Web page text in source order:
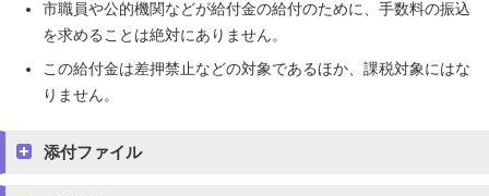
市職員や公的機関などが給付金の給付のために、手数料の振込
を求めることは絶対にありません。
この給付金は差押禁止などの対象であるほか、課税対象にはな
りません。
添付ファイル